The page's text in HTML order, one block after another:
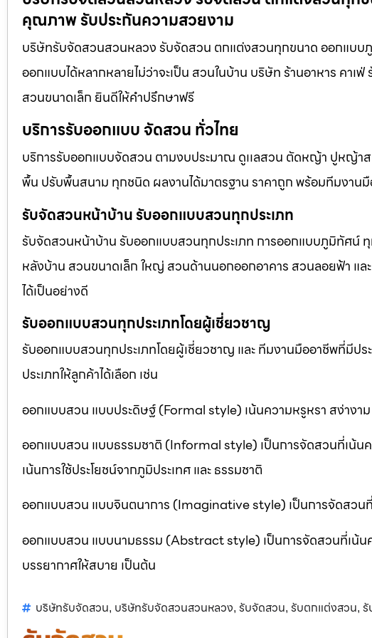
คุณภาพ รับประกันความสวยงาม
บริษัทรับจัดสวนสวนหลวง รับจัดสวน ตกแต่งสวนทุกขนาด ออกแบ
ออกแบบได้หลากหลายไม่ว่าจะเป็น สวนในบ้าน บริษัท ร้านอาหาร ค
สวนขนาดเล็ก ยินดีให้คำปรึกษาฟรี
บริการรับออกแบบ จัดสวน ทั่วไทย
บริการรับออกแบบจัดสวน ตามงบประมาณ ดูเเลสวน ตัดหญ้า ปูหญ้า
พื้น ปรับพื้นสนาม ทุกชนิด ผลงานได้มาตรฐาน ราคาถูก พร้อมทีมงาน
รับจัดสวนหน้าบ้าน รับออกแบบสวนทุกประเภท
รับจัดสวนหน้าบ้าน รับออกแบบสวนทุกประเภท การออกแบบภูมิทัศน์
หลังบ้าน สวนขนาดเล็ก ใหญ่ สวนด้านนอกออกอาคาร สวนลอยฟ้า แ
ได้เป็นอย่างดี
รับออกแบบสวนทุกประเภทโดยผู้เชี่ยวชาญ
รับออกแบบสวนทุกประเภทโดยผู้เชี่ยวชาญ และ ทีมงานมืออาชีพที่มี
ประเภทให้ลูกค้าได้เลือก เช่น
ออกแบบสวน แบบประดิษฐ์ (Formal style) เน้นความหรูหรา สง่างา
ออกแบบสวน แบบธรรมชาติ (Informal style) เป็นการจัดสวนที่เน้น
เน้นการใช้ประโยชน์จากภูมิประเทศ และ ธรรมชาติ
ออกแบบสวน แบบจินตนาการ (Imaginative style) เป็นการจัดสวน
ออกแบบสวน แบบนามธรรม (Abstract style) เป็นการจัดสวนที่เน้นค
บรรยากาศให้สบาย เป็นต้น
บริษัทรับจัดสวน, บริษัทรับจัดสวนสวนหลวง, รับจัดสวน, รับตกแต่งสวน,